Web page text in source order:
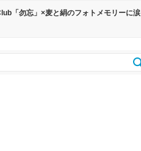
「勿忘」×麦と絹のフォトメモリーに涙